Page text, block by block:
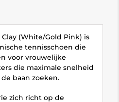
Clay (White/Gold Pink) is
tennisschoen die
voor vrouwelijke
die maximale snelheid
baan zoeken.
zich richt op de